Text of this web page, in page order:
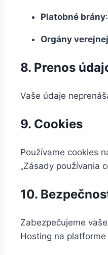
Platobné brány
Orgány
8. Prenos
Vaše údaje
9. Cookies
Používame cookies
„Zásady používania
10.
Zabezpečujeme
Hosting na